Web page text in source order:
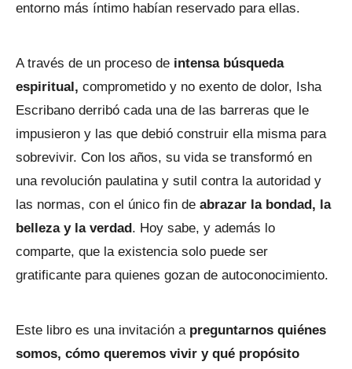
entorno más íntimo habían reservado para ellas.
A través de un proceso de intensa búsqueda
espiritual, comprometido y no exento de dolor, Isha
Escribano derribó cada una de las barreras que le
impusieron y las que debió construir ella misma para
sobrevivir. Con los años, su vida se transformó en
una revolución paulatina y sutil contra la autoridad y
las normas, con el único fin de abrazar la bondad, la
belleza y la verdad. Hoy sabe, y además lo
comparte, que la existencia solo puede ser
gratificante para quienes gozan de autoconocimiento.
Este libro es una invitación apreguntarnos quiénes
somos, cómo queremos vivir y qué propósito